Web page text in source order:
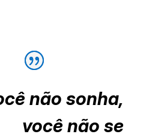
não sonha,
você não se